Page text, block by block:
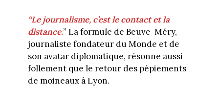
“Le journalisme, c’est le contact et la
distance.” La formule de Beuve-Méry,
journaliste fondateur du Monde et de
son avatar diplomatique, résonne aussi
follement que le retour des pépiements
de moineaux à Lyon.